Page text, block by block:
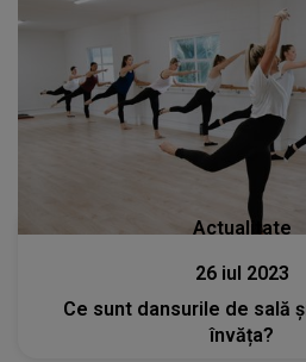
Actualitate
26 iul 2023
Ce sunt dansurile de sală
învăța?